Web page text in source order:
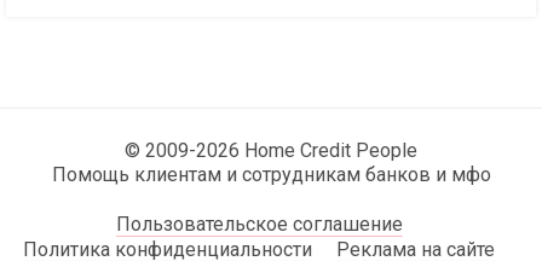
© 2009-2026 Home Credit People
Помощь клиентам и сотрудникам банков и мфо
Пользовательское соглашение
Политика конфиденциальности
Реклама на сайте